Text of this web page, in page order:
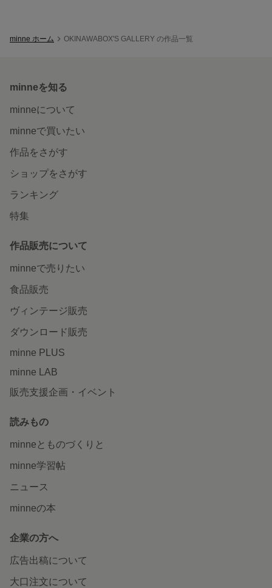
minne ホーム OKINAWABOX'S GALLERY の作品一覧
minneを知る
minneについて
minneで買いたい
作品をさがす
ショップをさがす
ランキング
特集
作品販売について
minneで売りたい
食品販売
ヴィンテージ販売
ダウンロード販売
minne PLUS
minne LAB
販売支援企画・イベント
読みもの
minneとものづくりと
minne学習帖
ニュース
minneの本
企業の方へ
広告出稿について
大口注文について